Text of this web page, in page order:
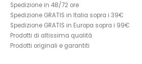
Spedizione in 48/72 ore
Spedizione GRATIS in Italia sopra i 39€
Spedizione GRATIS in Europa sopra i 99€
Prodotti di altissima qualità
Prodotti originali e garantiti